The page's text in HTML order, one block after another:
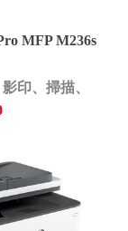
MFP M236s
印、掃描、